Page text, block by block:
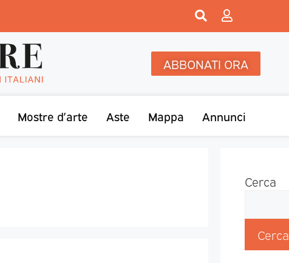
ABBONATI ORA
Mostre d’arte Aste Mappa Annunci
Cerca
Cerca